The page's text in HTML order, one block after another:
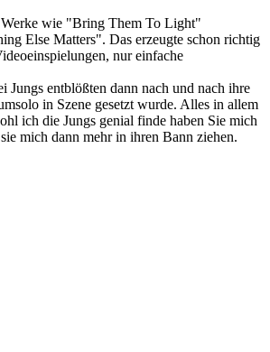
Werke wie "Bring Them To Light"
Else Matters". Das erzeugte schon richtig
nur einfache
entblößten dann nach und nach ihre
in Szene gesetzt wurde. Alles in allem
ich die Jungs genial finde haben Sie mich
mich dann mehr in ihren Bann ziehen.